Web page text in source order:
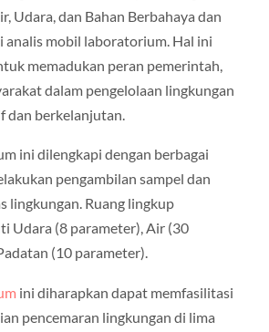
Udara, dan Bahan Berbahaya dan
analis mobil laboratorium. Hal ini
memadukan peran pemerintah,
dalam pengelolaan lingkungan
dan berkelanjutan.
ini dilengkapi dengan berbagai
pengambilan sampel dan
lingkungan. Ruang lingkup
Udara (8 parameter), Air (30
(10 parameter).
ini diharapkan dapat memfasilitasi
pencemaran lingkungan di lima